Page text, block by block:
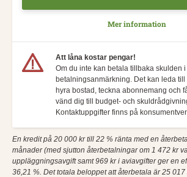
Mer information
Att låna kostar pengar!
Om du inte kan betala tillbaka skulden
betalningsanmärkning. Det kan leda till
hyra bostad, teckna abonnemang och
vänd dig till budget- och
Kontaktuppgifter finns på
En kredit på 20 000 kr till 22 % ränta med en
månader (med sjutton återbetalningar om 1 472 kr
uppläggningsavgift samt 969 kr i aviavgifter ger en
36,21 %. Det totala beloppet att återbetala är 25 017